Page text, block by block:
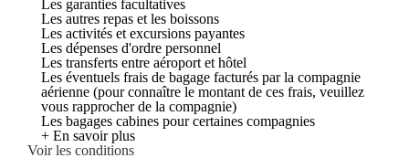
Les garanties facultatives
Les autres repas et les boissons
Les activités et excursions payantes
Les dépenses d'ordre personnel
Les transferts entre aéroport et hôtel
Les éventuels frais de bagage facturés par la compagnie
aérienne (pour connaître le montant de ces frais, veuillez
vous rapprocher de la compagnie)
Les bagages cabines pour certaines compagnies
+ En savoir plus
Voir les conditions